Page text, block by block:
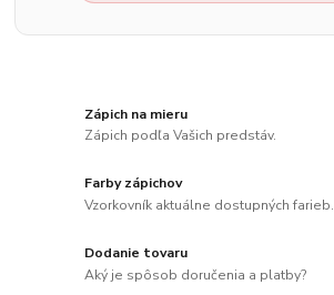
Zápich na mieru
Zápich podľa Vašich predstáv.
Farby zápichov
Vzorkovník aktuálne dostupných farieb.
Dodanie tovaru
Aký je spôsob doručenia a platby?